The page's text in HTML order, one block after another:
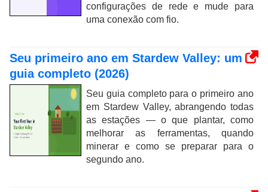
configurações de rede e mude para
uma conexão com fio.
Seu primeiro ano em Stardew Valley: um
guia completo (2026)
Seu guia completo para o primeiro ano
em Stardew Valley, abrangendo todas
as estações — o que plantar, como
melhorar as ferramentas, quando
minerar e como se preparar para o
segundo ano.